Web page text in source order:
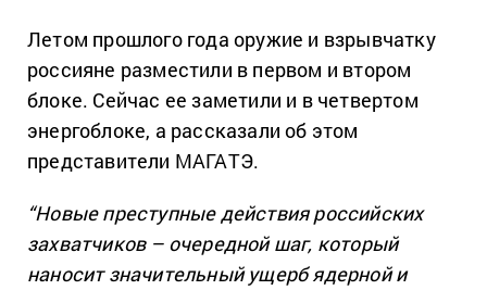
Летом прошлого года оружие и взрывчатку
россияне разместили в первом и втором
блоке. Сейчас ее заметили и в четвертом
энергоблоке, а рассказали об этом
представители МАГАТЭ.
“Новые преступные действия российских
захватчиков – очередной шаг, который
наносит значительный ущерб ядерной и